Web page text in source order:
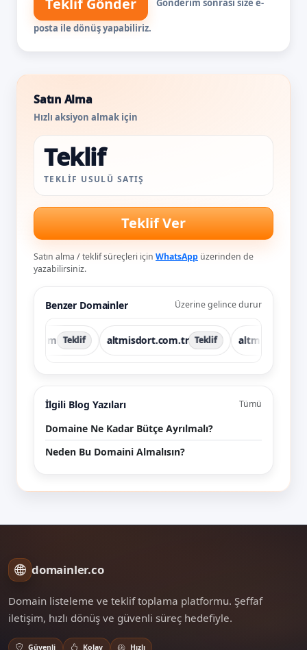
Gönderim sonrası size e-
posta ile dönüş yapabiliriz.
Satın Alma
Hızlı aksiyon almak için
Teklif
TEKLIF USULÜ SATIŞ
Teklif Ver
Satın alma / teklif süreçleri için WhatsApp üzerinden de
yazabilirsiniz.
Benzer Domainler Üzerine gelince durur
Teklif altmisdort.com.tr Teklif altmisiki.com.tr
İlgili Blog Yazıları Tümü
Domaine Ne Kadar Bütçe Ayrılmalı?
Neden Bu Domaini Almalısın?
domainler.co
Domain listeleme ve teklif toplama platformu. Şeffaf
iletişim, hızlı dönüş ve güvenli süreç hedefiyle.
Güvenli Kolay Hızlı